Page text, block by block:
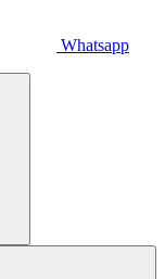
Whatsapp